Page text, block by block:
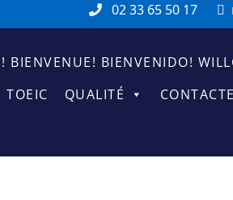
02 33 65 50 17
BIENVENUE! BIENVENIDO!
TOEIC
QUALITÉ